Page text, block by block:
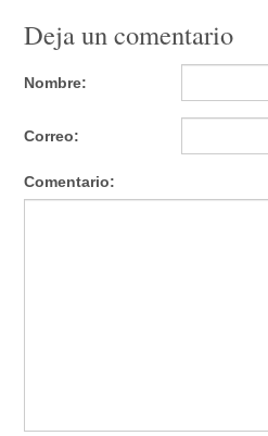
Deja un comentario
Nombre:
Correo:
Comentario: